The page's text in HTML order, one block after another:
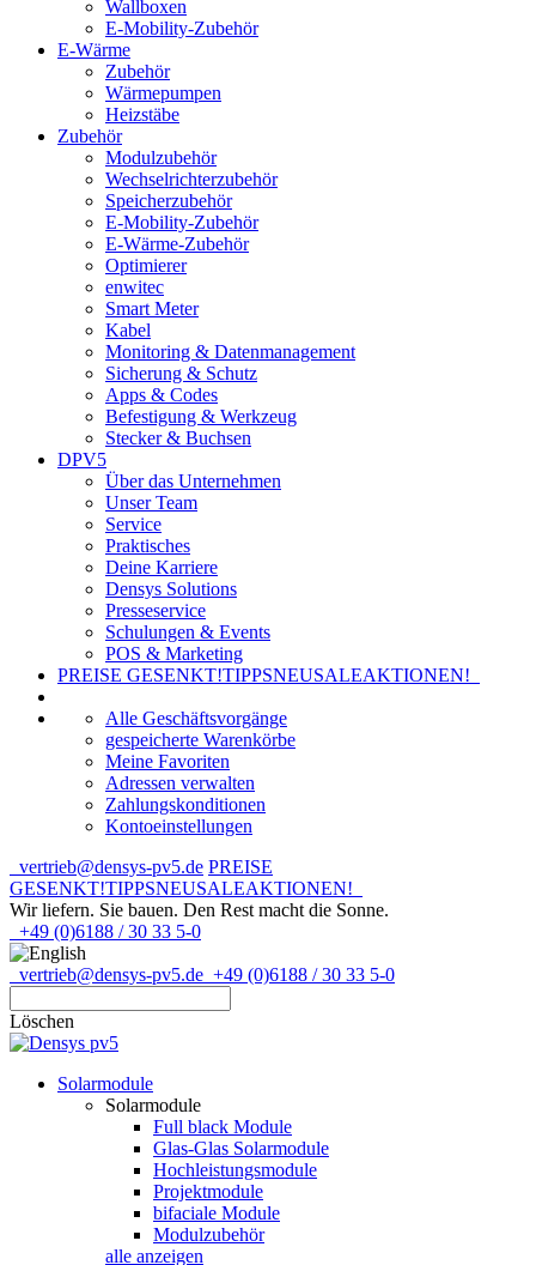
Wallboxen
E-Mobility-Zubehör
E-Wärme
Zubehör
Wärmepumpen
Heizstäbe
Zubehör
Modulzubehör
Wechselrichterzubehör
Speicherzubehör
E-Mobility-Zubehör
E-Wärme-Zubehör
Optimierer
enwitec
Smart Meter
Kabel
Monitoring & Datenmanagement
Sicherung & Schutz
Apps & Codes
Befestigung & Werkzeug
Stecker & Buchsen
DPV5
Über das Unternehmen
Unser Team
Service
Praktisches
Deine Karriere
Densys Solutions
Presseservice
Schulungen & Events
POS & Marketing
PREISE GESENKT!TIPPSNEUSALEAKTIONEN!
Alle Geschäftsvorgänge
gespeicherte Warenkörbe
Meine Favoriten
Adressen verwalten
Zahlungskonditionen
Kontoeinstellungen
vertrieb@densys-pv5.de PREISE
GESENKT!TIPPSNEUSALEAKTIONEN!
Wir liefern. Sie bauen. Den Rest macht die Sonne.
+49 (0)6188 / 30 33 5-0
vertrieb@densys-pv5.de +49 (0)6188 / 30 33 5-0
Löschen
Solarmodule
Solarmodule
Full black Module
Glas-Glas Solarmodule
Hochleistungsmodule
Projektmodule
bifaciale Module
Modulzubehör
alle anzeigen